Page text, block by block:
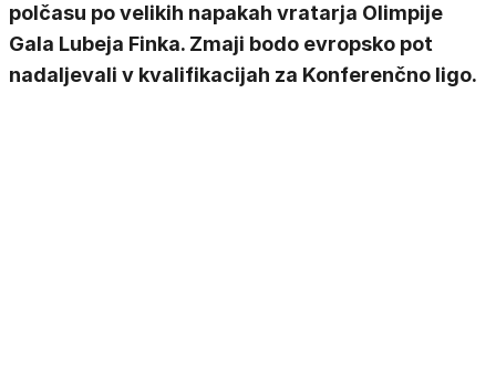
polčasu po velikih napakah vratarja Olimpije
Gala Lubeja Finka. Zmaji bodo evropsko pot
nadaljevali v kvalifikacijah za Konferenčno ligo.